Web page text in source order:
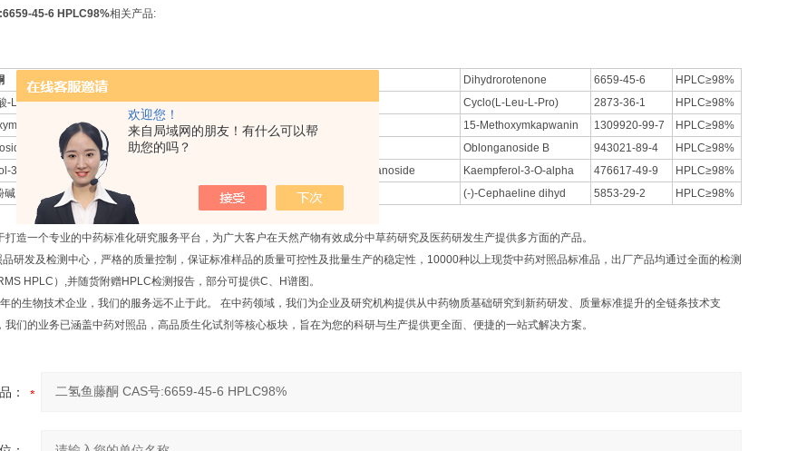
欢迎您！
来自局域网的朋友！有什么可以帮
助您的吗？
45-6 HPLC98%相关产品:
Dihydrorotenone 6659-45-6
HPLC≥98%
-L-脯氨酸) Cyclo(L-Leu-L-Pro) 2873-36-1
HPLC≥98%
15-Methoxymkapwanin 1309920-99-7
HPLC≥98%
B Oblonganoside B 943021-89-4
HPLC≥98%
3-O-α-L-rhamnopyranosyl-(1->6)-β-D-glucopyranosyl-(1→2)-β-D-glucopyranoside Kaempferol-3-O-alpha 476617-49-9
HPLC≥98%
碱 (-)-Cephaeline dihyd 5853-29-2 HPLC≥98%
打造一个专业的中药标准化研究服务平台，为广大客户在天然产物有效成分中草药研究及医药研发生产提供多方面的产品。
发及检测中心，严格的质量控制，保证标准样品的质量可控性及批量生产的稳定性，10000种以上现货中药对照品标准品，出厂产品均通过全面的检测
HPLC）,并随货附赠HPLC检测报告，部分可提供C、H谱图。
生物技术企业，我们的服务远不止于此。 在中药领域，我们为企业及研究机构提供从中药物质基础研究到新药研发、质量标准提升的全链条技术支
我们的业务已涵盖中药对照品，高品质生化试剂等核心板块，旨在为您的科研与生产提供更全面、便捷的一站式解决方案。
：